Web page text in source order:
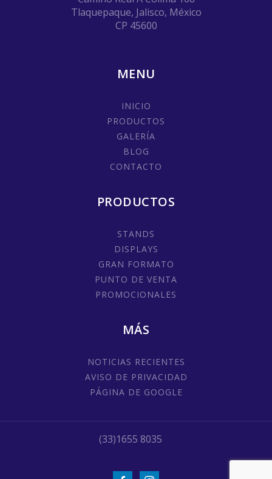
Tlaquepaque, Jalisco, México
CP 45600
MENU
INICIO
PRODUCTOS
GALERÍA
BLOG
CONTACTO
PRODUCTOS
STANDS
DISPLAYS
GRAN FORMATO
PUNTO DE VENTA
PROMOCIONALES
MÁS
NOTICIAS RECIENTES
AVISO DE PRIVACIDAD
PÁGINA DE GOOGLE
(33)1655 8035